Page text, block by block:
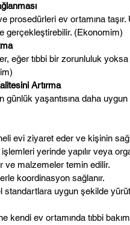
prosedürleri ev ortamına
gerçekleştirebilir. (Ekonomim)
eğer tıbbi bir zorunluluk
)
Artırma
günlük yaşantısına daha
evi ziyaret eder ve kişinin
yerinde yapılır veya
malzemeler temin edilir.
koordinasyon sağlanır.
uygun şekilde
ev ortamında tıbbi bakım